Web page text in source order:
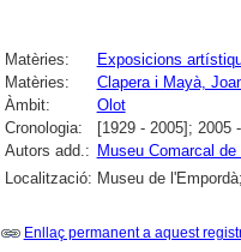
Matèries: Exposicions
Matèries:
Clapera i Mayà,
Àmbit:
Olot
Cronologia:
[1929 - 2005]; 2005
Autors add.: Museu Comarcal
Localització: Museu de
Enllaç permanent a aquest